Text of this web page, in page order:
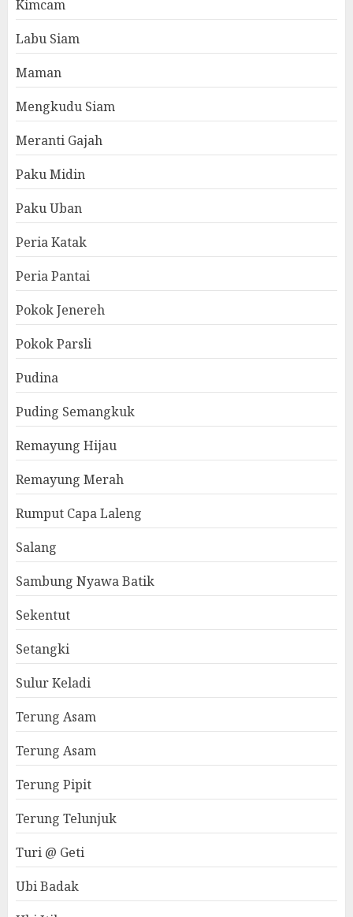
Kimcam
Labu Siam
Maman
Mengkudu Siam
Meranti Gajah
Paku Midin
Paku Uban
Peria Katak
Peria Pantai
Pokok Jenereh
Pokok Parsli
Pudina
Puding Semangkuk
Remayung Hijau
Remayung Merah
Rumput Capa Laleng
Salang
Sambung Nyawa Batik
Sekentut
Setangki
Sulur Keladi
Terung Asam
Terung Asam
Terung Pipit
Terung Telunjuk
Turi @ Geti
Ubi Badak